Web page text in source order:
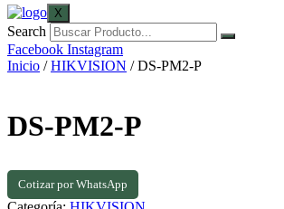
X
Search
Facebook Instagram
Inicio /HIKVISION / DS-PM2-P
DS-PM2-P
Cotizar por WhatsApp